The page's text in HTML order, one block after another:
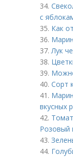
34.
с
35. Как
36.
37.Лук
38.
39.
40. Сорт
41.
вкусных
42.
Розовый
43.
44.